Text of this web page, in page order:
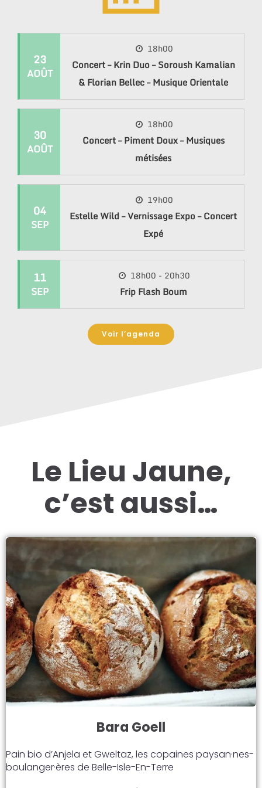
23
AOÛT
18h00
Concert – Krin Duo – Soroush Kamalian
& Florian Bellec – Musique Orientale
30
AOÛT
18h00
Concert – Piment Doux – Musiques
métisées
04
SEP
19h00
Estelle Wild – Vernissage Expo – Concert
Expé
11
SEP
18h00 - 20h30
Frip Flash Boum
Voir l’agenda
Le Lieu Jaune,
c’est aussi…
Bara Goell
Pain bio d’Anjela et Gweltaz, les copaines paysan·nes-
boulanger·ères de Belle-Isle-En-Terre